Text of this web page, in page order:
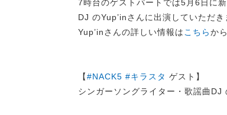
7時台のゲストパートでは5月6日に新
DJ のYup’inさんに出演していただき
Yup’inさんの詳しい情報は こちらか
【#NACK5 #キラスタ ゲスト】
シンガーソングライター・歌謡曲DJ